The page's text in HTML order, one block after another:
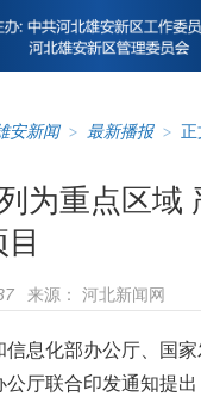
安新闻 > 最新播报 > 正
为重点区域
来源： 河北新闻网
息化部办公厅、国家
公厅联合印发通知提